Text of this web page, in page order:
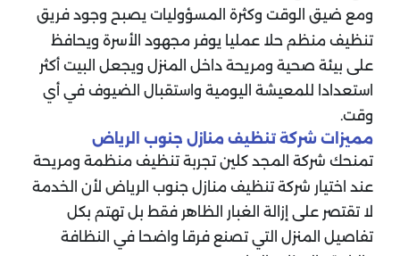
ومع ضيق الوقت وكثرة المسؤوليات يصبح وجود فريق
تنظيف منظم حلا عمليا يوفر مجهود الأسرة ويحافظ
على بيئة صحية ومريحة داخل المنزل ويجعل البيت أكثر
استعدادا للمعيشة اليومية واستقبال الضيوف في أي
وقت.
مميزات شركة تنظيف منازل جنوب الرياض
تمنحك شركة المجد كلين تجربة تنظيف منظمة ومريحة
عند اختيار شركة تنظيف منازل جنوب الرياض لأن الخدمة
لا تقتصر على إزالة الغبار الظاهر فقط بل تهتم بكل
تفاصيل المنزل التي تصنع فرقا واضحا في النظافة